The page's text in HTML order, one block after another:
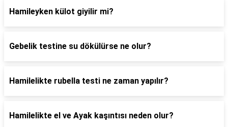
Hamileyken külot giyilir mi?
Gebelik testine su dökülürse ne olur?
Hamilelikte rubella testi ne zaman yapılır?
Hamilelikte el ve Ayak kaşıntısı neden olur?